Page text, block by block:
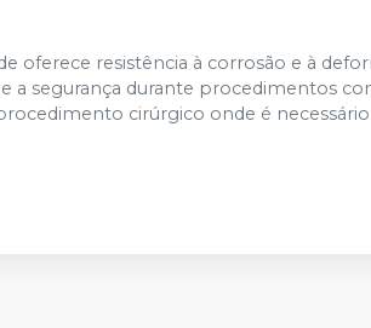
oferece resistência à corrosão e à
a segurança durante procedimentos
cirúrgico onde é